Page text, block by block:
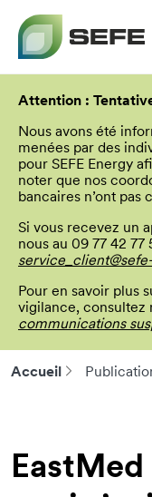
principal
Attention :
Nous avons été
menées par des
pour SEFE Energy
noter que nos
bancaires n’ont pas
Si vous recevez un
nous au 09 77 42
Pour en savoir plus
vigilance, consultez
communications
Accueil